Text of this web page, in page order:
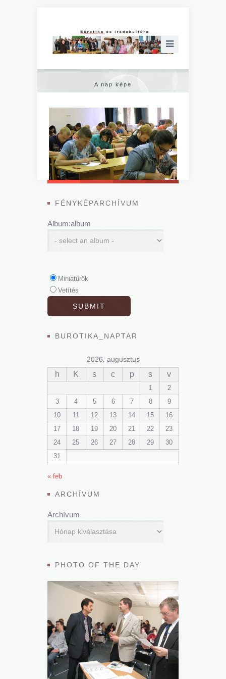
A nap képe
FÉNYKÉPARCHÍVUM
Album:album
Miniatűrök
Vetítés
BUROTIKA_NAPTAR
2026. augusztus
h K s c p s v
1
2
3
4 5 6 7 8
9
10
11 12 13 14 15
16
17
18 19 20 21 22
23
24
25 26 27 28 29
30
31
« feb
ARCHÍVUM
Archívum
PHOTO OF THE DAY